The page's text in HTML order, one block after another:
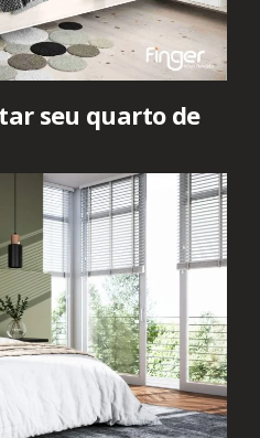
seu quarto de